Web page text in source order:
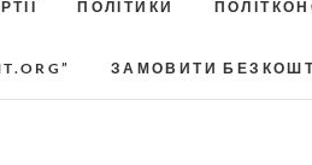
ПОЛІТИКИ
ЗАМОВИТИ